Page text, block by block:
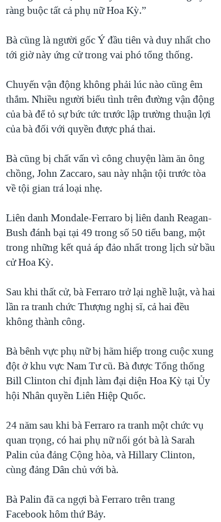
ràng buộc tất cả phụ nữ Hoa Kỳ.”
Bà cũng là người gốc Ý đầu tiên và duy nhất cho
tới giờ này ứng cử trong vai phó tổng thống.
Chuyến vận động không phải lúc nào cũng êm
thắm. Nhiều người biểu tình trên đường vận động
của bà để tỏ sự bức tức trước lập trường thuận lợi
của bà đối với quyền được phá thai.
Bà cũng bị chất vấn vì công chuyện làm ăn ông
chồng, John Zaccaro, sau này nhận tội trước tòa
về tội gian trá loại nhẹ.
Liên danh Mondale-Ferraro bị liên danh Reagan-
Bush đánh bại tại 49 trong số 50 tiểu bang, một
trong những kết quả áp đảo nhất trong lịch sử bầu
cử Hoa Kỳ.
Sau khi thất cử, bà Ferraro trở lại nghề luật, và hai
lần ra tranh chức Thượng nghị sĩ, cả hai đều
không thành công.
Bà bênh vực phụ nữ bị hãm hiếp trong cuộc xung
đột ở khu vực Nam Tư cũ. Bà được Tổng thống
Bill Clinton chỉ định làm đại diện Hoa Kỳ tại Ủy
hội Nhân quyền Liên Hiệp Quốc.
24 năm sau khi bà Ferraro ra tranh một chức vụ
quan trọng, có hai phụ nữ nối gót bà là Sarah
Palin của đảng Cộng hòa, và Hillary Clinton,
cùng đảng Dân chủ với bà.
Bà Palin đã ca ngợi bà Ferraro trên trang
Facebook hôm thứ Bảy.